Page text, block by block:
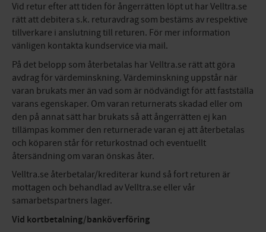
Vid retur efter att tiden för ångerrätten löpt ut har Velltra.se
rätt att debitera s.k. returavdrag som bestäms av respektive
tillverkare i anslutning till returen. För mer information
vänligen kontakta kundservice via mail.
På det belopp som återbetalas har Velltra.se rätt att göra
avdrag för värdeminskning. Värdeminskning uppstår när
varan brukats mer än vad som är nödvändigt för att fastställa
varans egenskaper. Om varan returnerats skadad eller om
den på annat sätt har brukats så att ångerrätten ej kan
tillämpas kommer den returnerade varan ej att återbetalas
och köparen står för returkostnad och eventuellt
återsändning om varan önskas åter.
Velltra.se återbetalar/krediterar kund så fort returen är
mottagen och behandlad av Velltra.se eller vår
samarbetspartners lager.
Vid kortbetalning/banköverföring